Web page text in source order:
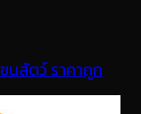
นสัตว์ ราคาถูก